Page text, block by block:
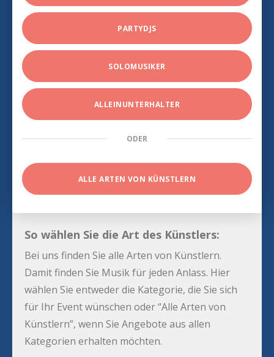
PARTYDJS
SOLOMUSIKER
ALLEINUNTERHALTER
ODER
ALLE ARTEN VON KÜNSTLERN
So wählen Sie die Art des Künstlers:
Bei uns finden Sie alle Arten von Künstlern.
Damit finden Sie Musik für jeden Anlass. Hier
wählen Sie entweder die Kategorie, die Sie sich
für Ihr Event wünschen oder “Alle Arten von
Künstlern”, wenn Sie Angebote aus allen
Kategorien erhalten möchten.